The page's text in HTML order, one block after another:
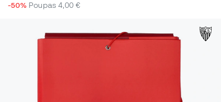
-50% Poupas 4,00 €